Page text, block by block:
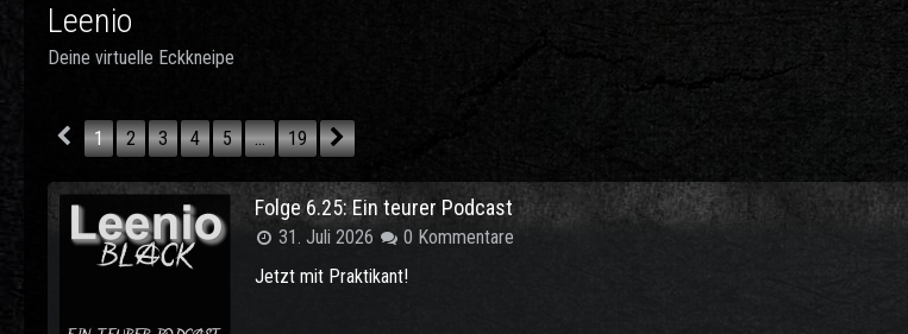
Leenio
Deine virtuelle Eckkneipe
1 2 3 4 5 … 19
Folge 6.25: Ein teurer Podcast
31. Juli 2026
0 Kommentare
Jetzt mit Praktikant!